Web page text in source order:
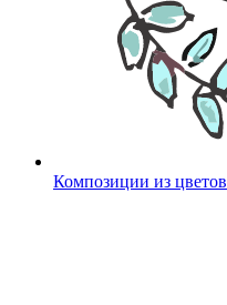
Композиции из цветов